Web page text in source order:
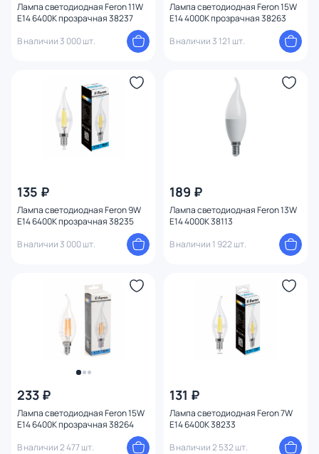
Лампа светодиодная Feron 11W
E14 6400K прозрачная 38237
В наличии 3 000 шт.
Лампа светодиодная Feron 15W
E14 4000K прозрачная 38263
В наличии 3 121 шт.
135 ₽
Лампа светодиодная Feron 9W
E14 6400K прозрачная 38235
В наличии 3 000 шт.
189 ₽
Лампа светодиодная Feron 13W
E14 4000K 38113
В наличии 1 922 шт.
233 ₽
Лампа светодиодная Feron 15W
E14 6400K прозрачная 38264
В наличии 2 477 шт.
131 ₽
Лампа светодиодная Feron 7W
E14 6400K 38233
В наличии 2 532 шт.